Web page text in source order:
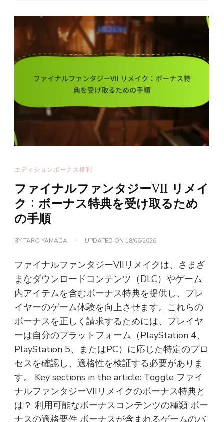
エディションボーナス権利
ファイナルファンタジーVII リメイ
ク：ボーナス特典を受け取るため
の手順
BYTARO YAMADA UPDATED ON 18/06/2026
ファイナルファンタジーVIIリメイクは、さまざ
まなダウンロードコンテンツ（DLC）やゲーム
内アイテムを含むボーナス特典を提供し、プレ
イヤーのゲーム体験を向上させます。これらの
ボーナスを正しく請求するためには、プレイヤ
ーは自分のプラットフォーム（PlayStation 4、
PlayStation 5、またはPC）に応じた特定のプロ
セスを確認し、適格性を検証する必要がありま
す。 Key sections in the article: Toggle ファイ
ナルファンタジーVIIリメイクのボーナス特典と
は？ 利用可能なボーナスコンテンツの種類 ボー
ナスの適格要件 ボーナスが含まれるゲームのバ